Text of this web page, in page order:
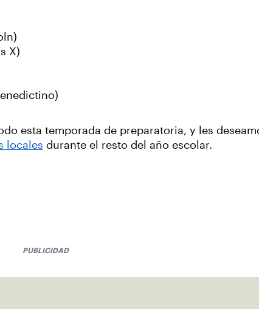
X)
esta temporada de preparatoria, y les
locales durante el resto del año escolar.
PUBLICIDAD